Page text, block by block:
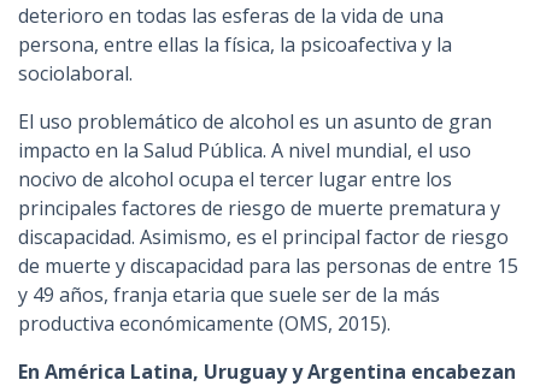
deterioro en todas las esferas de la vida de una
persona, entre ellas la física, la psicoafectiva y la
sociolaboral.
El uso problemático de alcohol es un asunto de gran
impacto en la Salud Pública. A nivel mundial, el uso
nocivo de alcohol ocupa el tercer lugar entre los
principales factores de riesgo de muerte prematura y
discapacidad. Asimismo, es el principal factor de riesgo
de muerte y discapacidad para las personas de entre 15
y 49 años, franja etaria que suele ser de la más
productiva económicamente (OMS, 2015).
En América Latina, Uruguay y Argentina encabezan